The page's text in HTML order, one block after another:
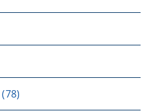
(78)